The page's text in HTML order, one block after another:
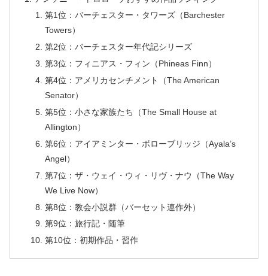
第1位：バーチェスター・タワーズ（Barchester
Towers）
第2位：バーチェスター年代記シリーズ
第3位：フィニアス・フィン（Phineas Finn）
第4位：アメリカセンチメント（The American
Senator）
第5位：小さな家族たち（The Small House at
Allington）
第6位：アイアミンター・ボローブリッジ（Ayala’s
Angel）
第7位：ザ・ウェイ・ウィ・リヴ・ナウ（The Way
We Live Now）
第8位：教会小説群（バーセット連作外）
第9位：旅行記・随筆
第10位：初期作品・習作